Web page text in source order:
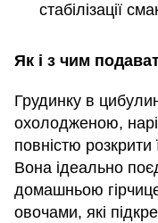
стабілізації
Як і з чим
Грудинку в
охолодженою,
повністю розкрити
Вона ідеально
домашньою
овочами, які